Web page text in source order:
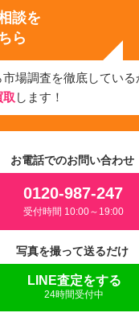
談を
ら
場調査を徹底している
取 します！
お電話でのお問い合わせ
0120-987-247
受付時間 10:00～19:00
写真を撮って送るだけ
LINE査定をする
24時間受付中